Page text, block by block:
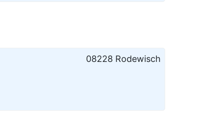
08228 Rodewisch